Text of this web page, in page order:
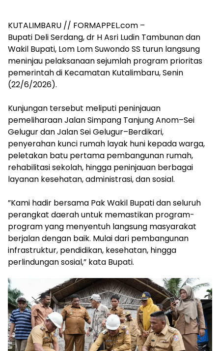
KUTALIMBARU // FORMAPPEL.com –
Bupati Deli Serdang, dr H Asri Ludin Tambunan dan
Wakil Bupati, Lom Lom Suwondo SS turun langsung
meninjau pelaksanaan sejumlah program prioritas
pemerintah di Kecamatan Kutalimbaru, Senin
(22/6/2026).
‎Kunjungan tersebut meliputi peninjauan
pemeliharaan Jalan Simpang Tanjung Anom–Sei
Gelugur dan Jalan Sei Gelugur–Berdikari,
penyerahan kunci rumah layak huni kepada warga,
peletakan batu pertama pembangunan rumah,
rehabilitasi sekolah, hingga peninjauan berbagai
layanan kesehatan, administrasi, dan sosial.
‎”Kami hadir bersama Pak Wakil Bupati dan seluruh
perangkat daerah untuk memastikan program-
program yang menyentuh langsung masyarakat
berjalan dengan baik. Mulai dari pembangunan
infrastruktur, pendidikan, kesehatan, hingga
perlindungan sosial,” kata Bupati.